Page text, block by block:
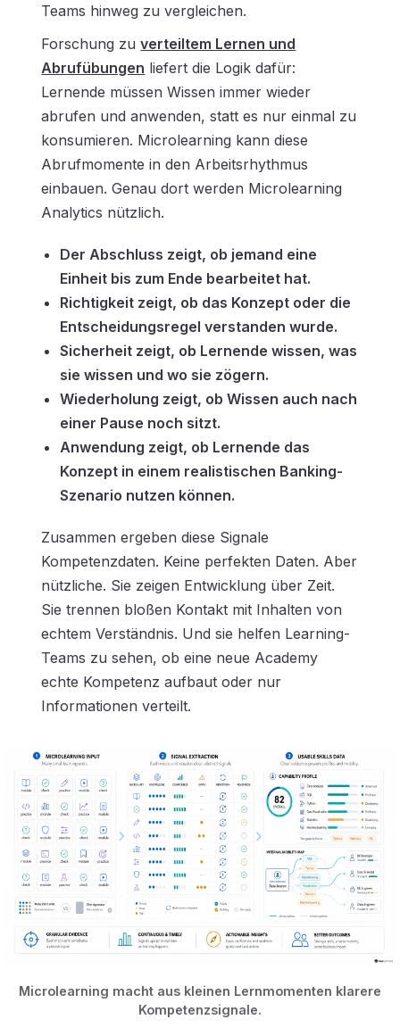
Teams hinweg zu vergleichen.
Forschung zuverteiltem Lernen und
Abrufübungen liefert die Logik dafür:
Lernende müssen Wissen immer wieder
abrufen und anwenden, statt es nur einmal zu
konsumieren. Microlearning kann diese
Abrufmomente in den Arbeitsrhythmus
einbauen. Genau dort werden Microlearning
Analytics nützlich.
Der Abschluss zeigt, ob jemand eine
Einheit bis zum Ende bearbeitet hat.
Richtigkeit zeigt, ob das Konzept oder die
Entscheidungsregel verstanden wurde.
Sicherheit zeigt, ob Lernende wissen, was
sie wissen und wo sie zögern.
Wiederholung zeigt, ob Wissen auch nach
einer Pause noch sitzt.
Anwendung zeigt, ob Lernende das
Konzept in einem realistischen Banking-
Szenario nutzen können.
Zusammen ergeben diese Signale
Kompetenzdaten. Keine perfekten Daten. Aber
nützliche. Sie zeigen Entwicklung über Zeit.
Sie trennen bloßen Kontakt mit Inhalten von
echtem Verständnis. Und sie helfen Learning-
Teams zu sehen, ob eine neue Academy
echte Kompetenz aufbaut oder nur
Informationen verteilt.
Microlearning macht aus kleinen Lernmomenten klarere
Kompetenzsignale.